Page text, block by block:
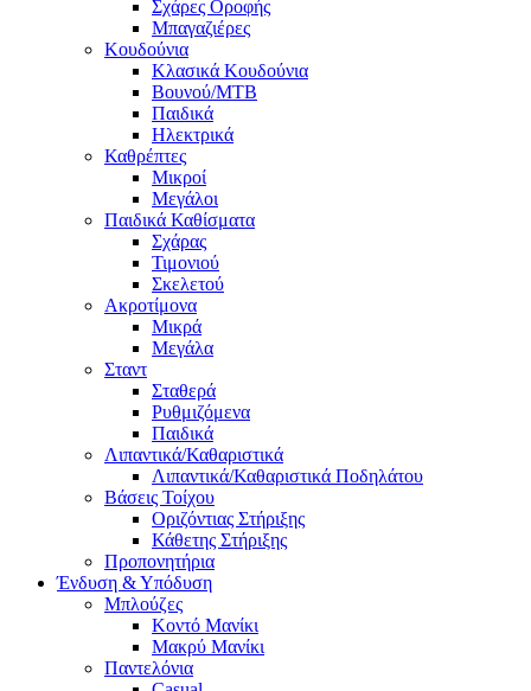
Σχάρες Οροφής
Μπαγαζιέρες
Κουδούνια
Κλασικά Κουδούνια
Βουνού/MTB
Παιδικά
Ηλεκτρικά
Καθρέπτες
Μικροί
Μεγάλοι
Παιδικά Καθίσματα
Σχάρας
Τιμονιού
Σκελετού
Ακροτίμονα
Μικρά
Μεγάλα
Σταντ
Σταθερά
Ρυθμιζόμενα
Παιδικά
Λιπαντικά/Καθαριστικά
Λιπαντικά/Καθαριστικά Ποδηλάτου
Βάσεις Τοίχου
Οριζόντιας Στήριξης
Κάθετης Στήριξης
Προπονητήρια
Ένδυση & Υπόδυση
Μπλούζες
Κοντό Μανίκι
Μακρύ Μανίκι
Παντελόνια